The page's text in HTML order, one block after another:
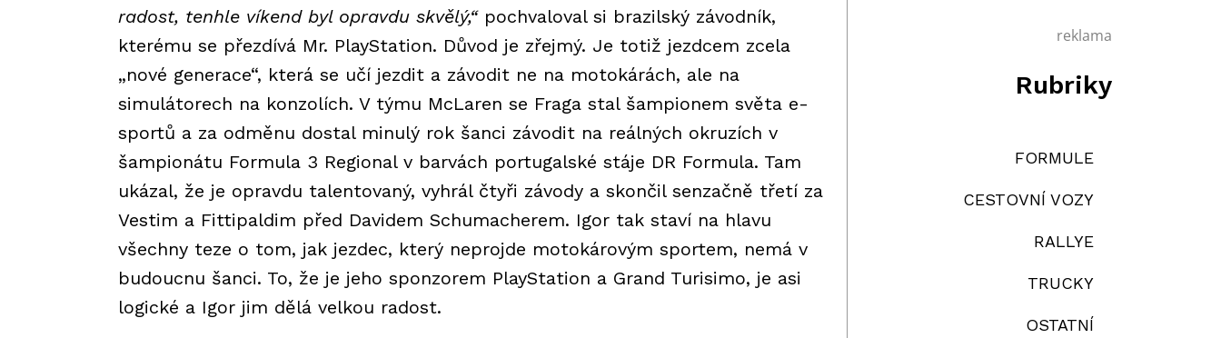
radost, tenhle víkend byl opravdu skvělý,“pochvaloval si brazilský závodník,
kterému se přezdívá Mr. PlayStation. Důvod je zřejmý. Je totiž jezdcem zcela
„nové generace“, která se učí jezdit a závodit ne na motokárách, ale na
simulátorech na konzolích. V týmu McLaren se Fraga stal šampionem světa e-
sportů a za odměnu dostal minulý rok šanci závodit na reálných okruzích v
šampionátu Formula 3 Regional v barvách portugalské stáje DR Formula. Tam
ukázal, že je opravdu talentovaný, vyhrál čtyři závody a skončil senzačně třetí za
Vestim a Fittipaldim před Davidem Schumacherem. Igor tak staví na hlavu
všechny teze o tom, jak jezdec, který neprojde motokárovým sportem, nemá v
budoucnu šanci. To, že je jeho sponzorem PlayStation a Grand Turisimo, je asi
logické a Igor jim dělá velkou radost.
reklama
Rubriky
FORMULE
CESTOVNÍ VOZY
RALLYE
TRUCKY
OSTATNÍ